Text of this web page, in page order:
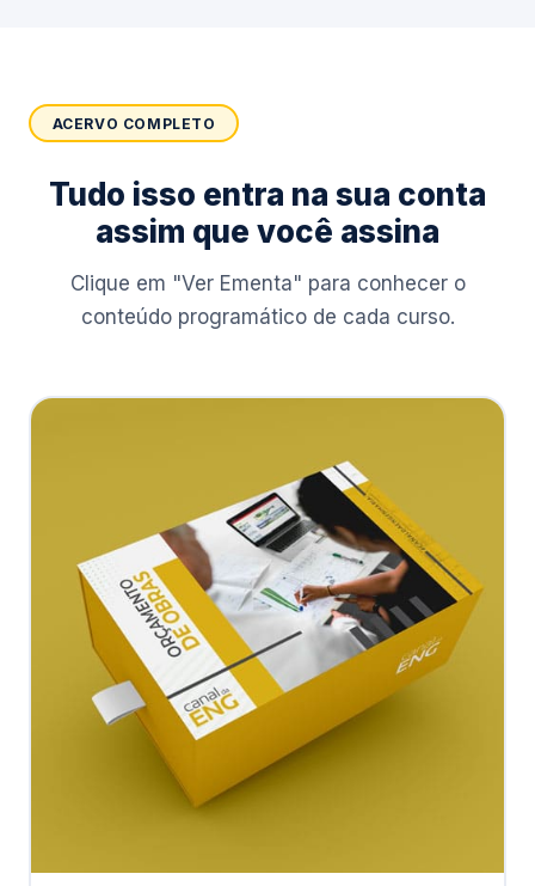
ACERVO COMPLETO
Tudo isso entra na sua conta
assim que você assina
Clique em "Ver Ementa" para conhecer o
conteúdo programático de cada curso.